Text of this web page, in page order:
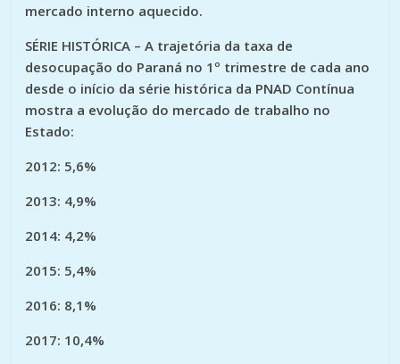
mercado interno aquecido.
SÉRIE HISTÓRICA – A trajetória da taxa de
desocupação do Paraná no 1º trimestre de cada ano
desde o início da série histórica da PNAD Contínua
mostra a evolução do mercado de trabalho no
Estado:
2012: 5,6%
2013: 4,9%
2014: 4,2%
2015: 5,4%
2016: 8,1%
2017: 10,4%